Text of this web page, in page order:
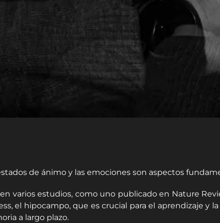
de ánimo y las emociones son aspectos
varios estudios, como uno publicado en Nature
el hipocampo, que es crucial para el aprendizaje
a largo plazo.